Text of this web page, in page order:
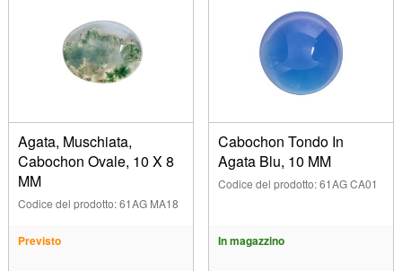
Agata, Muschiata,
Cabochon Ovale, 10 X 8
MM
Codice del prodotto: 61AG MA18
Previsto
Cabochon Tondo In
Agata Blu, 10 MM
Codice del prodotto: 61AG CA01
In magazzino